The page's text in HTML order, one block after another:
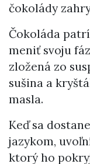
čokolády
Čokoláda
meniť svoju
zložená zo
sušina a
masla.
Keď sa
jazykom,
ktorý ho